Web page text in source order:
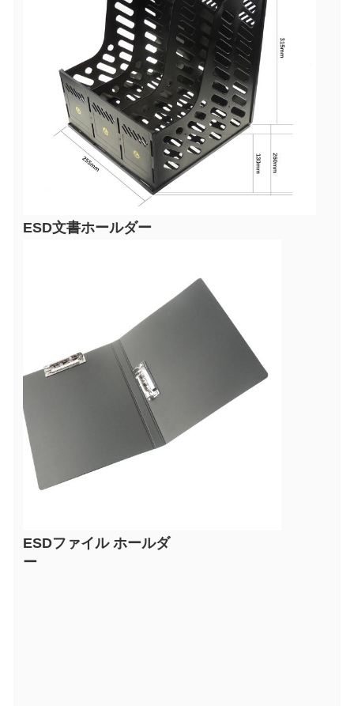
ESD文書ホールダー
ESDファイル ホールダ
ー